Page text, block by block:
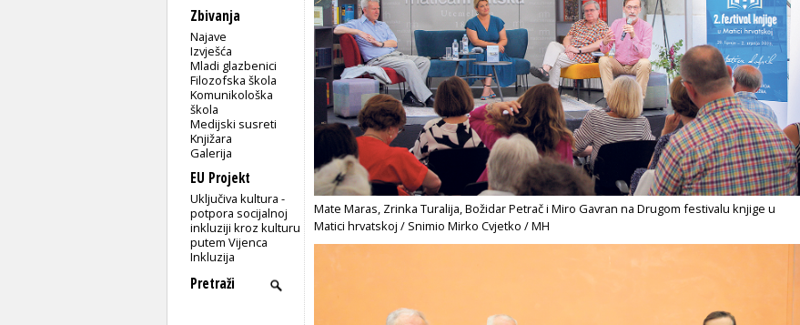
Zbivanja
Najave
Izvješća
Mladi glazbenici
Filozofska škola
Komunikološka
škola
Medijski susreti
Knjižara
Galerija
EU Projekt
Uključiva kultura -
potpora socijalnoj
inkluziji kroz kulturu
putem Vijenca
Inkluzija
Mate Maras, Zrinka Turalija, Božidar Petrač i Miro Gavran na Drugom festivalu knjige u
Matici hrvatskoj / Snimio Mirko Cvjetko / MH